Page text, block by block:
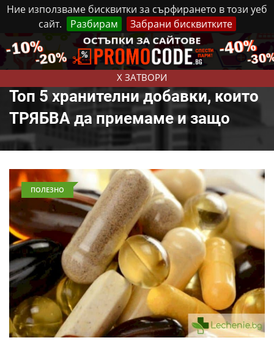
Ние използваме бисквитки за сърфирането в този уеб
сайт.
Разбирам Забрани бисквитките
X ЗАТВОРИ
Събота, 8 Август, 2026 Реклама Контакти
Топ 5 хранителни добавки, които
ТРЯБВА да приемаме и защо
ПОЛЕЗНО